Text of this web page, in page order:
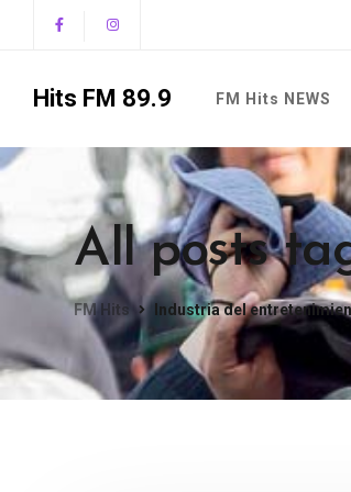
Hits FM 89.9 FM Hits NEWS
All posts
FM Hits Industria del